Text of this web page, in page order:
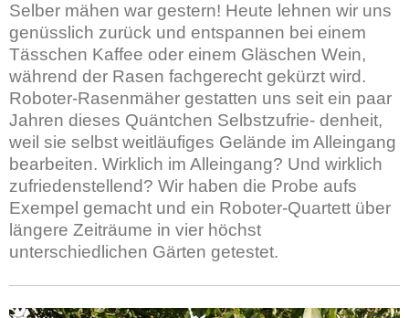
Selber mähen war gestern! Heute lehnen wir uns
genüsslich zurück und entspannen bei einem
Tässchen Kaffee oder einem Gläschen Wein,
während der Rasen fachgerecht gekürzt wird.
Roboter-Rasenmäher gestatten uns seit ein paar
Jahren dieses Quäntchen Selbstzufrie- denheit,
weil sie selbst weitläufiges Gelände im Alleingang
bearbeiten. Wirklich im Alleingang? Und wirklich
zufriedenstellend? Wir haben die Probe aufs
Exempel gemacht und ein Roboter-Quartett über
längere Zeiträume in vier höchst
unterschiedlichen Gärten getestet.